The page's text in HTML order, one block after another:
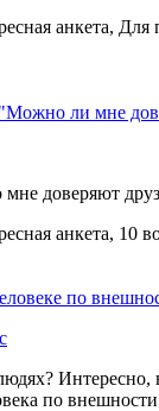
анкета, Для
ли мне
мне доверяют
анкета, 10
по
по